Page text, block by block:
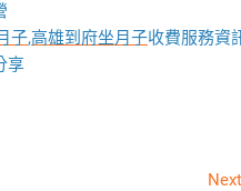
子,高雄到府坐月子收費服務資
享
Next